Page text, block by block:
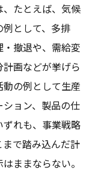
たとえば、気候
として、多排
撤退や、需給変
画などが挙げら
の例として生産
ョン、製品の仕
れも、事業戦略
で踏み込んだ計
ままならない。